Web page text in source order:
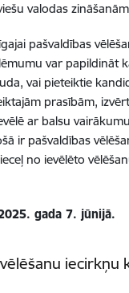
valodas
pašvaldības
var
vai pieteiktie
prasībām,
ar balsu
ir pašvaldības
no ievēlēto
gada 7. jūnijā.
iecirkņu